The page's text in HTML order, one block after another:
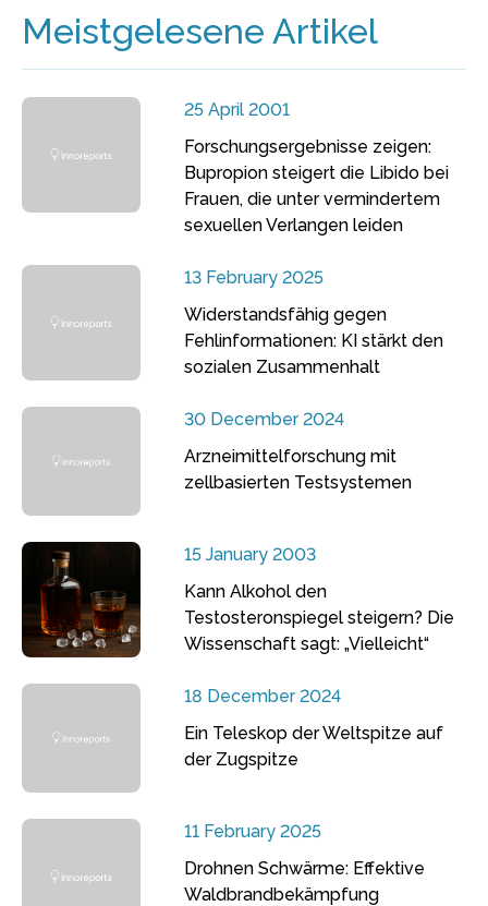
Meistgelesene Artikel
25 April 2001
Forschungsergebnisse zeigen:
Bupropion steigert die Libido bei
Frauen, die unter vermindertem
sexuellen Verlangen leiden
13 February 2025
Widerstandsfähig gegen
Fehlinformationen: KI stärkt den
sozialen Zusammenhalt
30 December 2024
Arzneimittelforschung mit
zellbasierten Testsystemen
15 January 2003
Kann Alkohol den
Testosteronspiegel steigern? Die
Wissenschaft sagt: „Vielleicht“
18 December 2024
Ein Teleskop der Weltspitze auf
der Zugspitze
11 February 2025
Drohnen Schwärme: Effektive
Waldbrandbekämpfung